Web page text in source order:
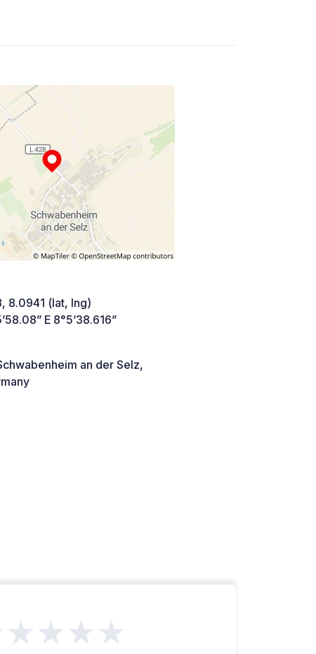
8.0941 (lat, lng)
E 8°5’38.616”
an der Selz,